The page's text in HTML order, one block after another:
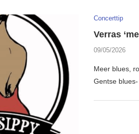
Concerttip
Verras
09/05/2026
Meer blues,
Gentse